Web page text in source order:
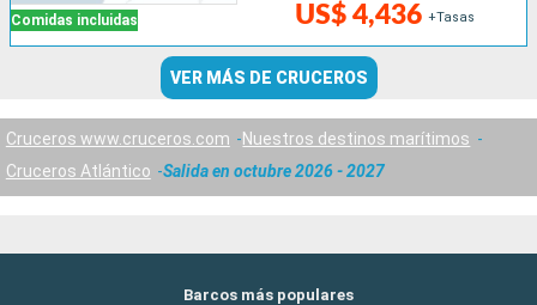
Comidas incluidas US$ 4,436 +Tasas
VER MÁS DE CRUCEROS
Cruceros www.cruceros.com
Nuestros destinos marítimos
Cruceros Atlántico
Salida en octubre 2026 - 2027
Barcos más populares